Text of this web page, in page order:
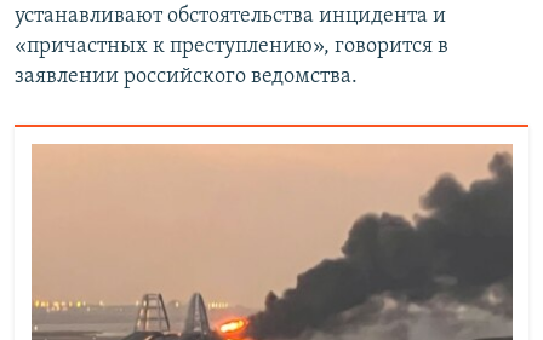
устанавливают обстоятельства инцидента и
«причастных к преступлению», говорится в
заявлении российского ведомства.